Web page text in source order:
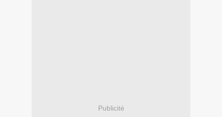
Publicité